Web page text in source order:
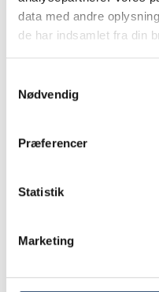
data med andre
de har indsamlet fra din
Nødvendig
Præferencer
Statistik
Marketing
tjekke vores hjemmeside